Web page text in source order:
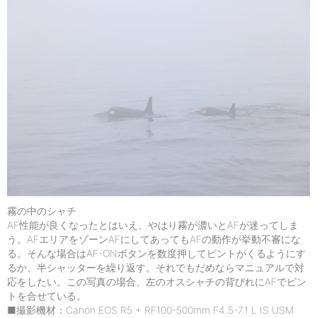
霧の中のシャチ
AF性能が良くなったとはいえ、やはり霧が濃いとAFが迷ってしま
う。AFエリアをゾーンAFにしてあってもAFの動作が挙動不審にな
る。そんな場合はAF-ONボタンを数度押してピントがくるようにす
るか、半シャッターを繰り返す。それでもだめならマニュアルで対
応をしたい。この写真の場合、左のオスシャチの背びれにAFでピン
トを合せている。
■撮影機材：Canon EOS R5 + RF100-500mm F4.5-7.1 L IS USM